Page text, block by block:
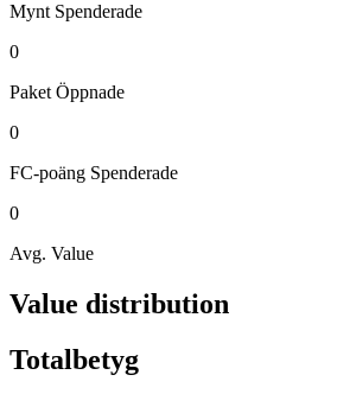
Mynt Spenderade
0
Paket Öppnade
0
FC-poäng Spenderade
0
Avg. Value
Value distribution
Totalbetyg